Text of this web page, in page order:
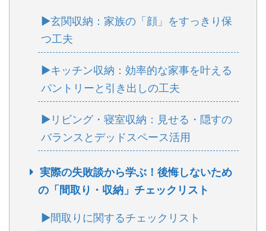
▶玄関収納：家族の「顔」をすっきり保
つ工夫
▶キッチン収納：効率的な家事を叶える
パントリーと引き出しの工夫
▶リビング・寝室収納：見せる・隠すの
バランスとデッドスペース活用
実際の失敗談から学ぶ！後悔しないため
の「間取り・収納」チェックリスト
▶間取りに関するチェックリスト